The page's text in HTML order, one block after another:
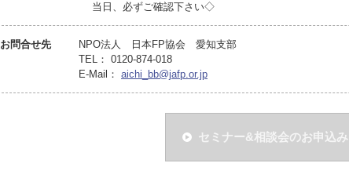
当日、必ずご確認下さい◇
お問合せ先
NPO法人 日本FP協会 愛知支部
TEL： 0120-874-018
E-Mail： aichi_bb@jafp.or.jp
セミナー&相談会のお申込み